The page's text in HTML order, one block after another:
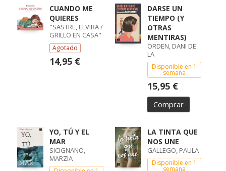
CUANDO ME
QUIERES
"SASTRE, ELVIRA /
GRILLO EN CASA"
Agotado
14,95 €
DARSE UN
TIEMPO (Y
OTRAS
MENTIRAS)
ORDEN, DANI DE
LA
Disponible en 1
semana
15,95 €
Comprar
YO, TÚ Y EL
MAR
SICIGNANO,
MARZIA
LA TINTA QUE
NOS UNE
GALLEGO, PAULA
Disponible en 1
semana